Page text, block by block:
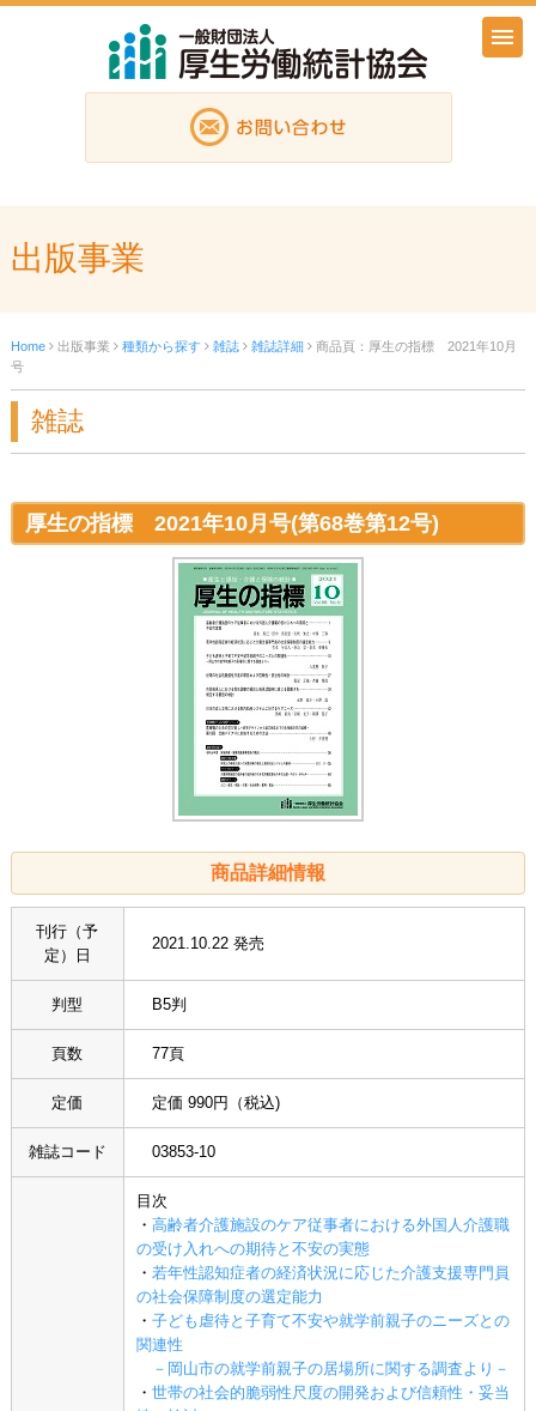
出版事業
Home 出版事業 種類から探す 雑誌 雑誌詳細 商品頁：厚生の指標 2021年10月
号
雑誌
厚生の指標 2021年10月号(第68巻第12号)
商品詳細情報
刊行（予
定）日
2021.10.22 発売
判型 B5判
頁数 77頁
定価 定価 990円（税込)
雑誌コード 03853-10
目次
・ 高齢者介護施設のケア従事者における外国人介護職
の受け入れへの期待と不安の実態
・ 若年性認知症者の経済状況に応じた介護支援専門員
の社会保障制度の選定能力
・ 子ども虐待と子育て不安や就学前親子のニーズとの
関連性
－岡山市の就学前親子の居場所に関する調査より－
・ 世帯の社会的脆弱性尺度の開発および信頼性・妥当